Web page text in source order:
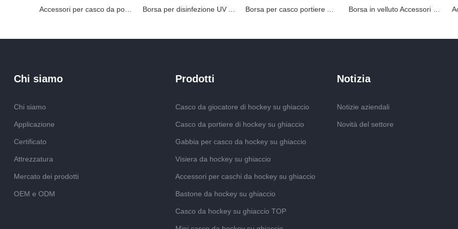
Chi siamo
Chi siamo
Applicazione
Certificato
Attrezzatura
Mercato dei prodotti
OEM e ODM
Prodotti
Casco da giocatore di hockey su ghiaccio
Casco da portiere di hockey su ghiaccio
Gabbia per casco da hockey su ghiaccio
Visiera da hockey su ghiaccio
Accessori per caschi da hockey su ghiaccio
Bastone da hockey su ghiaccio
Casco da hockey su ghiaccio TOP
Notizia
Notizie aziendali
Novità del settore